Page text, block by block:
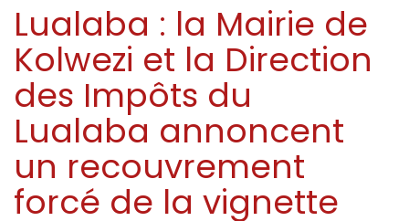
Lualaba : la Mairie de
Kolwezi et la Direction
des Impôts du
Lualaba annoncent
un recouvrement
forcé de la vignette